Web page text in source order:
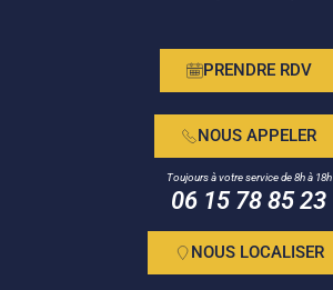
PRENDRE RDV
NOUS APPELER
Toujours à votre service de 8h à 18h
06 15 78 85 23
NOUS LOCALISER